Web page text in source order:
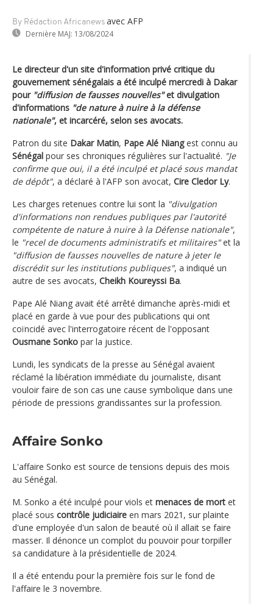
By Rédaction Africanews avec AFP
Dernière MAJ: 13/08/2024
Le directeur d'un site d'information privé critique du
gouvernement sénégalais a été inculpé mercredi à Dakar
pour "diffusion de fausses nouvelles"et divulgation
d'informations "de nature à nuire à la défense
nationale", et incarcéré, selon ses avocats.
Patron du site Dakar Matin, Pape Alé Niangest connu au
Sénégal pour ses chroniques régulières sur l'actualité. "Je
confirme que oui, il a été inculpé et placé sous mandat
de dépôt", a déclaré à l'AFP son avocat, Cire Cledor Ly.
Les charges retenues contre lui sont la "divulgation
d'informations non rendues publiques par l'autorité
compétente de nature à nuire à la Défense nationale",
le "recel de documents administratifs et militaires"et la
"diffusion de fausses nouvelles de nature à jeter le
discrédit sur les institutions publiques", a indiqué un
autre de ses avocats, Cheikh Koureyssi Ba.
Pape Alé Niang avait été arrêté dimanche après-midi et
placé en garde à vue pour des publications qui ont
coïncidé avec l'interrogatoire récent de l'opposant
Ousmane Sonko par la justice.
Lundi, les syndicats de la presse au Sénégal avaient
réclamé la libération immédiate du journaliste, disant
vouloir faire de son cas une cause symbolique dans une
période de pressions grandissantes sur la profession.
Affaire Sonko
L'affaire Sonko est source de tensions depuis des mois
au Sénégal.
M. Sonko a été inculpé pour viols et menaces de mort et
placé sous contrôle judiciaire en mars 2021, sur plainte
d'une employée d'un salon de beauté où il allait se faire
masser. Il dénonce un complot du pouvoir pour torpiller
sa candidature à la présidentielle de 2024.
Il a été entendu pour la première fois sur le fond de
l'affaire le 3 novembre.